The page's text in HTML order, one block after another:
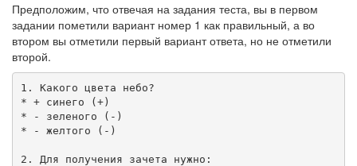
Предположим, что отвечая на задания теста, вы в первом
задании пометили вариант номер 1 как правильный, а во
втором вы отметили первый вариант ответа, но не отметили
второй.
1. Какого цвета небо?
* + синего (+)
*
- зеленого ( - )
*
- желтого ( - )
2. Для получения зачета нужно :